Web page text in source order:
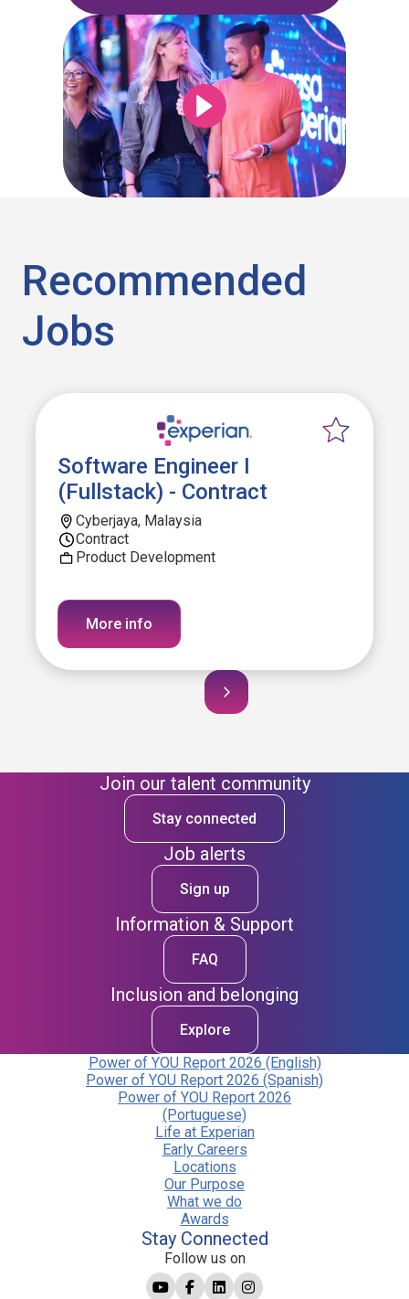
Recommended
Jobs
Software Engineer I
(Fullstack) - Contract
Cyberjaya, Malaysia
Contract
Product Development
More info
Join our talent community
Stay connected
Job alerts
Sign up
Information & Support
FAQ
Inclusion and belonging
Explore
Power of YOU Report 2026 (English)
Power of YOU Report 2026 (Spanish)
Power of YOU Report 2026
(Portuguese)
Life at Experian
Early Careers
Locations
Our Purpose
What we do
Awards
Stay Connected
Follow us on